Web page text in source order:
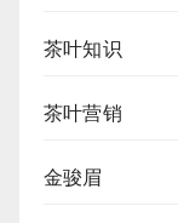
茶叶知识
茶叶营销
金骏眉